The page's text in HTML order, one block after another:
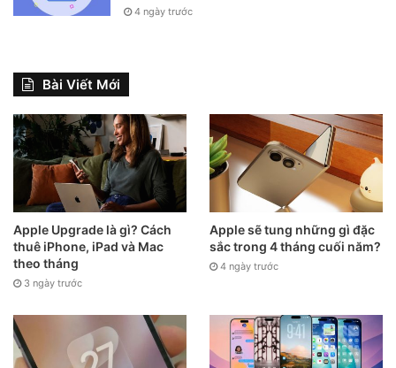
4 ngày trước
Bài Viết Mới
Apple Upgrade là gì? Cách
thuê iPhone, iPad và Mac
theo tháng
3 ngày trước
Apple sẽ tung những gì đặc
sắc trong 4 tháng cuối năm?
4 ngày trước